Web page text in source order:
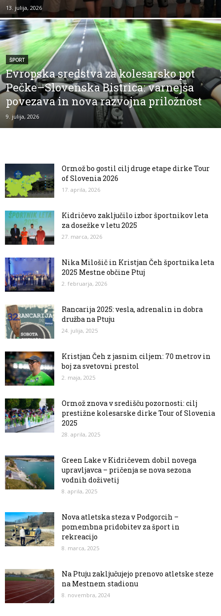
13. julija, 2026
ŠPORT
Evropska sredstva za kolesarsko pot
Pečke–Slovenska Bistrica: varnejša
povezava in nova razvojna priložnost
9. julija, 2026
Ormož bo gostil cilj druge etape dirke Tour
of Slovenia 2026
17. aprila, 2026
Kidričevo zaključilo izbor športnikov leta
za dosežke v letu 2025
27. marca, 2026
Nika Milošič in Kristjan Čeh športnika leta
2025 Mestne občine Ptuj
2. februarja, 2026
Rancarija 2025: vesla, adrenalin in dobra
družba na Ptuju
24. julija, 2025
Kristjan Čeh z jasnim ciljem: 70 metrov in
boj za svetovni prestol
2. maja, 2025
Ormož znova v središču pozornosti: cilj
prestižne kolesarske dirke Tour of Slovenia
2025
28. aprila, 2025
Green Lake v Kidričevem dobil novega
upravljavca – pričenja se nova sezona
vodnih doživetij
8. aprila, 2025
Nova atletska steza v Podgorcih –
pomembna pridobitev za šport in
rekreacijo
8. marca, 2025
Na Ptuju zaključujejo prenovo atletske steze
na Mestnem stadionu
8. novembra, 2024